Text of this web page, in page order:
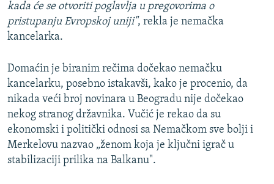
kada će se otvoriti poglavlja u pregovorima o
pristupanju Evropskoj uniji", rekla je nemačka
kancelarka.
Domaćin je biranim rečima dočekao nemačku
kancelarku, posebno istakavši, kako je procenio, da
nikada veći broj novinara u Beogradu nije dočekao
nekog stranog državnika. Vučić je rekao da su
ekonomski i politički odnosi sa Nemačkom sve bolji i
Merkelovu nazvao „ženom koja je ključni igrač u
stabilizaciji prilika na Balkanu".